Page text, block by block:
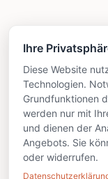
Ihre
Diese Website
Technologien.
Grundfunktionen
werden nur mit
und dienen der
Angebots. Sie
oder widerrufen.